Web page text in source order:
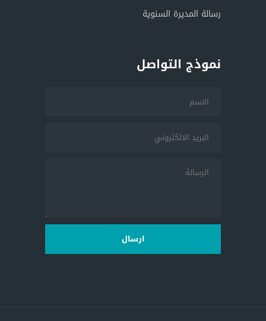
رسالة المديرة السنوية
نموذج التواصل
ارسال